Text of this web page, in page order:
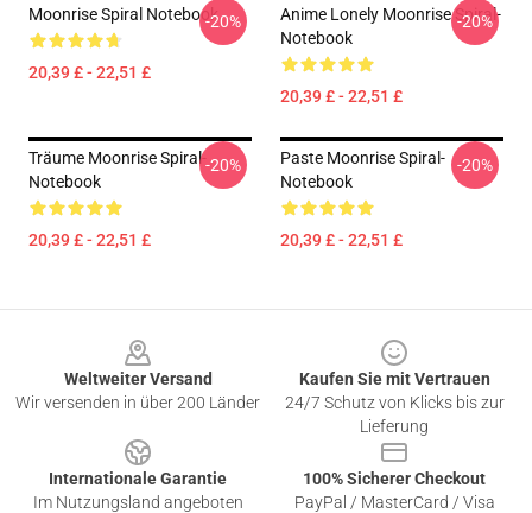
Moonrise Spiral Notebook
20,39 £ - 22,51 £
-20%
Anime Lonely Moonrise Spiral-
Notebook
20,39 £ - 22,51 £
-20%
Träume Moonrise Spiral-
Notebook
20,39 £ - 22,51 £
-20%
Paste Moonrise Spiral-
Notebook
20,39 £ - 22,51 £
-20%
Weltweiter Versand
Wir versenden in über 200 Länder
Kaufen Sie mit Vertrauen
24/7 Schutz von Klicks bis zur
Lieferung
Internationale Garantie
Im Nutzungsland angeboten
100% Sicherer Checkout
PayPal / MasterCard / Visa